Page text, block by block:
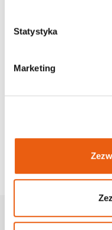
Statystyka
Marketing
Zapisz